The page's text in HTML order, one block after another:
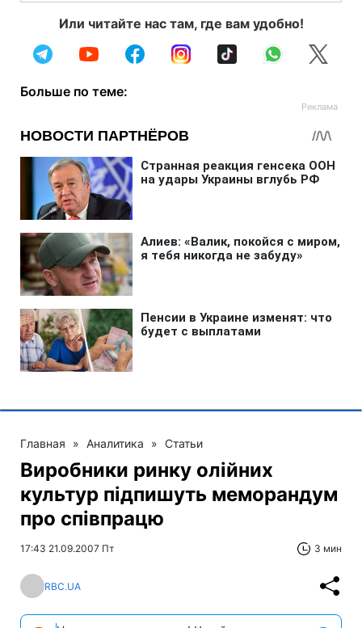
Или читайте нас там, где вам удобно!
Больше по теме:
Главная » Аналитика » Статьи
Виробники ринку олійних
культур підпишуть меморандум
про співпрацю
17:43 21.09.2007 Пт 3 мин
RBC.UA